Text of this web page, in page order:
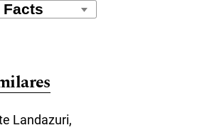
Landazuri,